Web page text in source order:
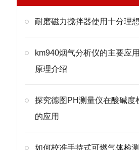
耐磨磁力搅拌器使用十分理
km940烟气分析仪的主要应
原理介绍
探究德图PH测量仪在酸碱度
的应用
如何校准手持式可燃气体检